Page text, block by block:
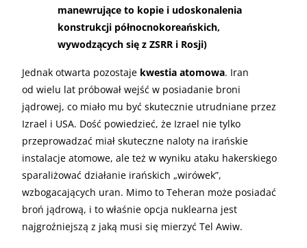
manewrujące to kopie i udoskonalenia
konstrukcji północnokoreańskich,
wywodzących się z ZSRR i Rosji)
Jednak otwarta pozostaje kwestia atomowa. Iran
od wielu lat próbował wejść w posiadanie broni
jądrowej, co miało mu być skutecznie utrudniane przez
Izrael i USA. Dość powiedzieć, że Izrael nie tylko
przeprowadzać miał skuteczne naloty na irańskie
instalacje atomowe, ale też w wyniku ataku hakerskiego
sparaliżować działanie irańskich „wirówek”,
wzbogacających uran. Mimo to Teheran może posiadać
broń jądrową, i to właśnie opcja nuklearna jest
najgroźniejszą z jaką musi się mierzyć Tel Awiw.